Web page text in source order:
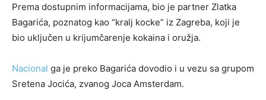
Prema dostupnim informacijama, bio je partner Zlatka
Bagarića, poznatog kao “kralj kocke” iz Zagreba, koji je
bio uključen u krijumčarenje kokaina i oružja.
Nacional ga je preko Bagarića dovodio i u vezu sa grupom
Sretena Jocića, zvanog Joca Amsterdam.